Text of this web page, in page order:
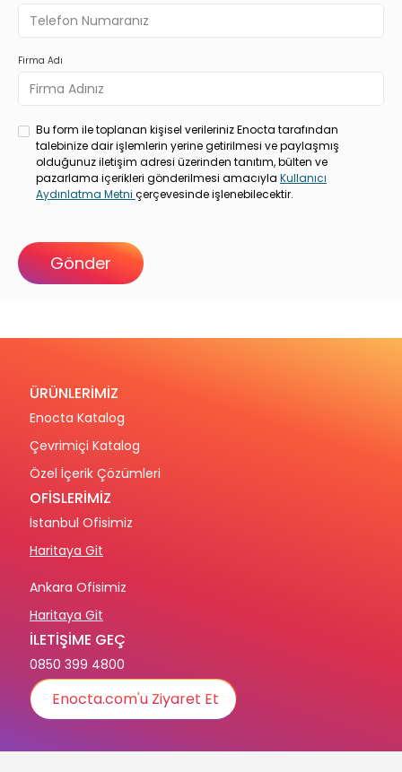
Firma Adı
Bu form ile toplanan kişisel verileriniz Enocta tarafından
talebinize dair işlemlerin yerine getirilmesi ve paylaşmış
olduğunuz iletişim adresi üzerinden tanıtım, bülten ve
pazarlama içerikleri gönderilmesi amacıyla Kullanıcı
Aydınlatma Metni çerçevesinde işlenebilecektir.
ÜRÜNLERİMİZ
Enocta Katalog
Çevrimiçi Katalog
Özel İçerik Çözümleri
OFİSLERİMİZ
İstanbul Ofisimiz
Haritaya Git
Ankara Ofisimiz
Haritaya Git
İLETİŞİME GEÇ
0850 399 4800
Enocta.com'u Ziyaret Et